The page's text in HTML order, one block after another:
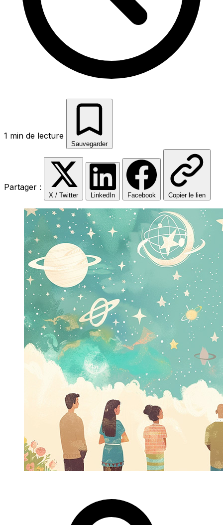
1 min de lecture
Sauvegarder
Partager :
X / Twitter LinkedIn Facebook Copier le lien